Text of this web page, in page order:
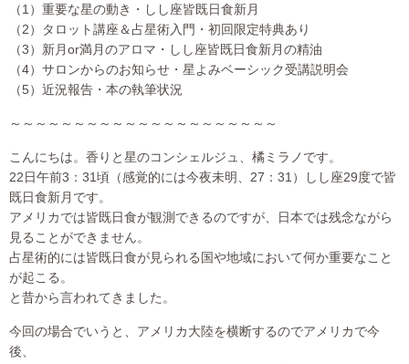
（1）重要な星の動き・しし座皆既日食新月
（2）タロット講座＆占星術入門・初回限定特典あり
（3）新月or満月のアロマ・しし座皆既日食新月の精油
（4）サロンからのお知らせ・星よみベーシック受講説明会
（5）近況報告・本の執筆状況
～～～～～～～～～～～～～～～～～～～～～
こんにちは。香りと星のコンシェルジュ、橘ミラノです。
22日午前3：31頃（感覚的には今夜未明、27：31）しし座29度で皆
既日食新月です。
アメリカでは皆既日食が観測できるのですが、日本では残念ながら
見ることができません。
占星術的には皆既日食が見られる国や地域において何か重要なこと
が起こる。
と昔から言われてきました。
今回の場合でいうと、アメリカ大陸を横断するのでアメリカで今
後、